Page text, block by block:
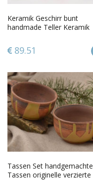
Keramik Geschirr bunt
handmade Teller Keramik
89.51
Tassen Set handgemachte
Tassen originelle verzierte